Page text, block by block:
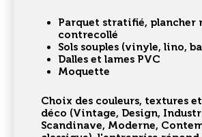
Parquet stratifié, plancher massif,
contrecollé
Sols souples (vinyle, lino,
Dalles et lames PVC
Moquette
Choix des couleurs, textures
déco (Vintage, Design,
Scandinave, Moderne,